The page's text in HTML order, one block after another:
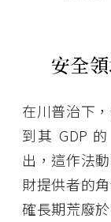
安全
在川普治下
到其 GDP
出，這作法
財提供者的
確長期荒廢